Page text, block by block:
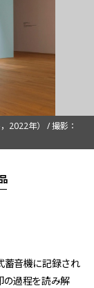
2022年） / 撮影：
蓄音機に記録され
の過程を読み解